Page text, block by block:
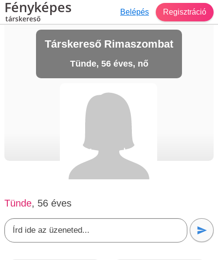
Fényképes
társkereső
Belépés Regisztráció
Társkereső Rimaszombat
Tünde, 56 éves, nő
Tünde, 56 éves